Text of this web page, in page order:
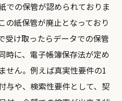
での保管が認められておりま
の紙保管が廃止となっており
受け取ったらデータでの保管
時に、電子帳簿保存法が定め
せん。例えば真実性要件の1
与や、検索性要件として、契